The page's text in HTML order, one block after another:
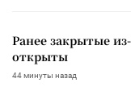
Ранее закрытые
открыты
44 минуты назад